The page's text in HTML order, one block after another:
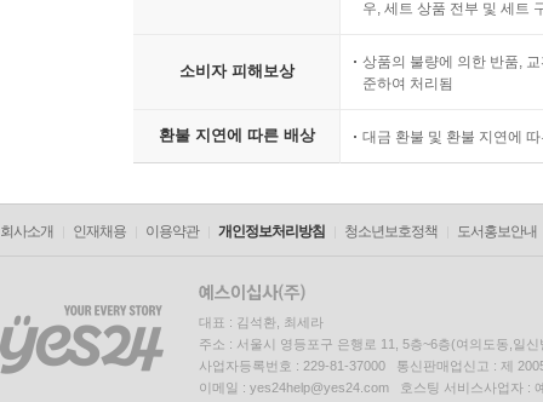
우, 세트 상품 전부 및 세트
소비자 피해보상
상품의 불량에 의한 반품,
준하여 처리됨
환불 지연에 따른 배상 대금 환불 및 환불 지연에
회사소개 인재채용 이용약관 개인정보처리방침 청소년보호정책 도서홍보안내
대표 : 김석환, 최세라
주소 : 서울시 영등포구 은행로 11, 5층~6층(여의도동,일신
사업자등록번호 : 229-81-37000 통신판매업신고 : 제
이메일 : yes24help@yes24.com 호스팅 서비스사업자 :